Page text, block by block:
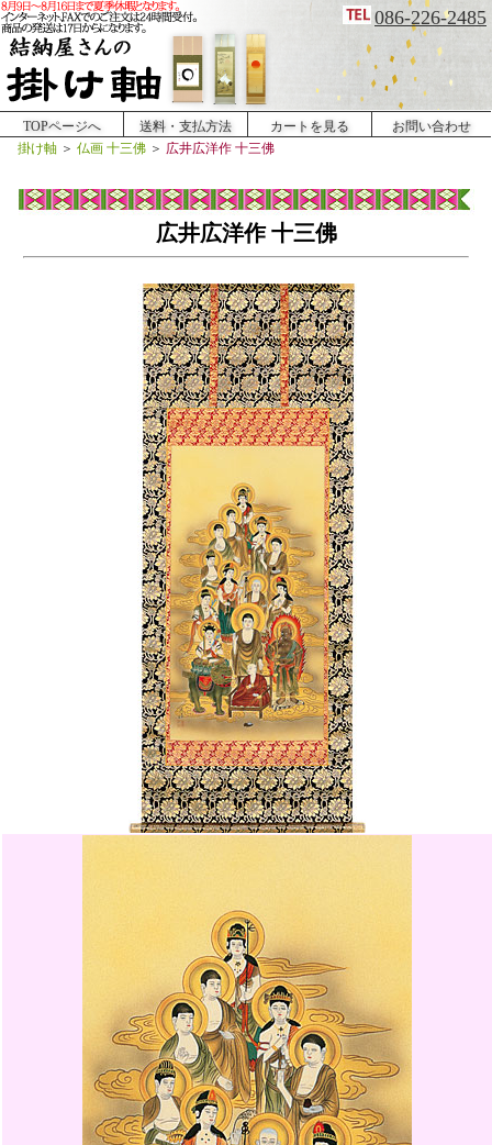
086-226-2485
TOPページへ 送料・支払方法 カートを見る
お問い合わせ
掛け軸 ＞ 仏画 十三佛 ＞ 広井広洋作 十三佛
広井広洋作 十三佛